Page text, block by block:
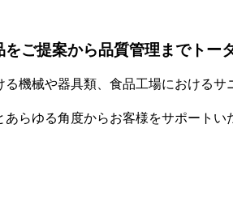
ご提案から品質管理までトー
機械や器具類、食品工場における
らゆる角度からお客様をサポートい